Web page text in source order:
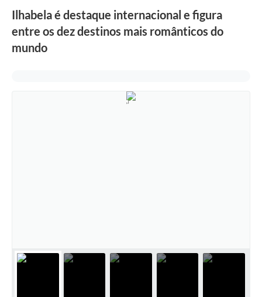
Ilhabela é destaque internacional e figura
entre os dez destinos mais românticos do
mundo